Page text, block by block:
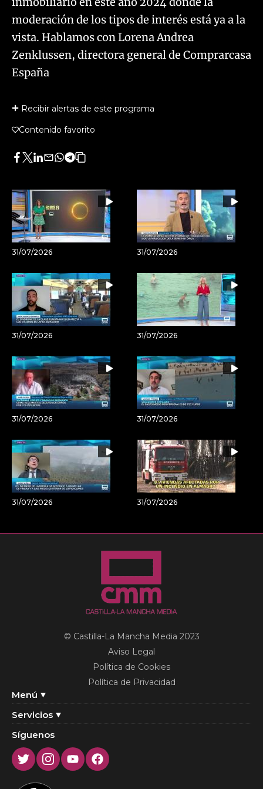
moderación de los tipos de interés está ya a la
vista. Hablamos con Lorena Andrea
Zenklussen, directora general de Comprarcasa
España
Recibir alertas de este programa
Contenido favorito
Facebook
Twitter
LinkedIn
Enviar
Whatsapp
Telegram
Copiar
artículo
31/07/2026 31/07/2026
31/07/2026 31/07/2026
31/07/2026 31/07/2026
31/07/2026 31/07/2026
Menú
Servicios
© Castilla-La Mancha Media 2023
Aviso Legal
Política de Cookies
Política de Privacidad
Síguenos
TwitterInstagram
YoutubeFacebook